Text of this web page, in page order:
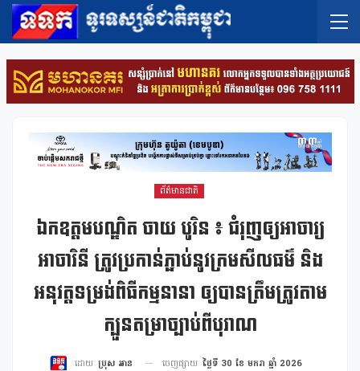
ព័ត៌មានជាតិ
ឯកឧត្តមបណ្ឌិត ចាយ បូរិន ៖ ជំរុញឲ្យអាចារ្យ
អាចារិនី ត្រូវប្រកាន់ភ្ជាប់នូវក្រមសីលធម៌ និង
អនុវត្តទម្រង់ពិធីកម្មនានា ឲ្យបានត្រឹមត្រូវតាម
ក្បួនតម្រាច្បាប់ពីបុរាណ
ដោយ ប្រុស អាន ចេញផ្សាយ ថ្ងៃទី 30 ខែ មករា ឆ្នាំ 2026